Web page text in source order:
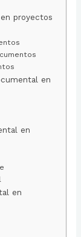
proyectos
en
en
en